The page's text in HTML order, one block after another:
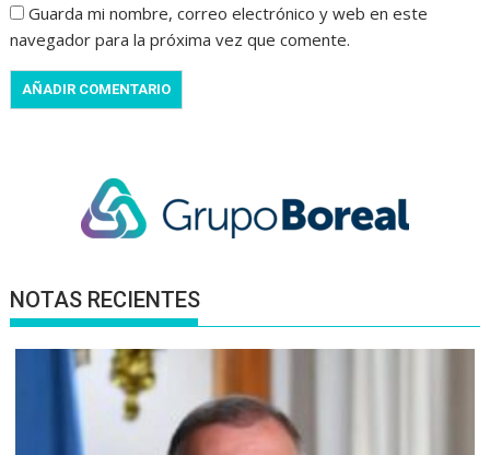
Guarda mi nombre, correo electrónico y web en este
navegador para la próxima vez que comente.
NOTAS RECIENTES